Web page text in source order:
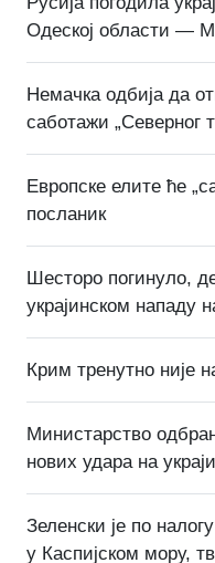
Одеској области —
Немачка одбија да
саботажи „Северног
Европске елите ће
посланик
Шесторо погинуло,
украјинском нападу
Крим тренутно није
Министарство
нових удара на
Зеленски је по
у Каспијском мору,